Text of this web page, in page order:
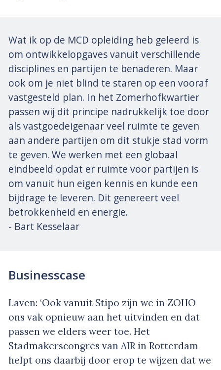
Wat ik op de MCD opleiding heb geleerd is
om ontwikkelopgaves vanuit verschillende
disciplines en partijen te benaderen. Maar
ook om je niet blind te staren op een vooraf
vastgesteld plan. In het Zomerhofkwartier
passen wij dit principe nadrukkelijk toe door
als vastgoedeigenaar veel ruimte te geven
aan andere partijen om dit stukje stad vorm
te geven. We werken met een globaal
eindbeeld opdat er ruimte voor partijen is
om vanuit hun eigen kennis en kunde een
bijdrage te leveren. Dit genereert veel
betrokkenheid en energie.
- Bart Kesselaar
Businesscase
Laven: ‘Ook vanuit Stipo zijn we in ZOHO
ons vak opnieuw aan het uitvinden en dat
passen we elders weer toe. Het
Stadmakerscongres van AIR in Rotterdam
helpt ons daarbij door erop te wijzen dat we